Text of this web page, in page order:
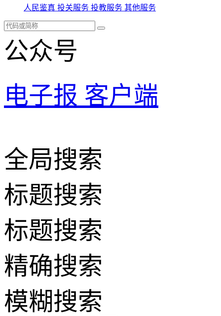
人民鉴真 投关服务 投教服务 其他服务
公众号
电子报 客户端
全局搜索
标题搜索
标题搜索
精确搜索
模糊搜索